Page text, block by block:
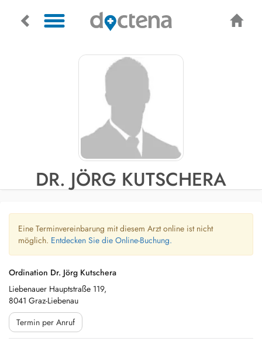
DR. JÖRG KUTSCHERA
Eine Terminvereinbarung mit diesem Arzt online ist nicht
möglich. Entdecken Sie die Online-Buchung.
Ordination Dr. Jörg Kutschera
Liebenauer Hauptstraße 119,
8041 Graz-Liebenau
Termin per Anruf